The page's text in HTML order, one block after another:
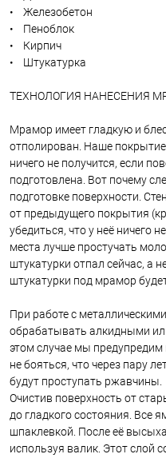
• Железобетон
• Пеноблок
• Кирпич
• Штукатурка
ТЕХНОЛОГИЯ НАНЕСЕНИЯ
Мрамор имеет гладкую и
отполирован. Наше
ничего не получится, если
подготовлена. Вот почему
подготовке поверхности.
от предыдущего покрытия
убедиться, что у неё ничего
места лучше простучать
штукатурки отпал сейчас, а
штукатурки под мрамор
При работе с
обрабатывать алкидными
этом случае мы
не бояться, что через пару
будут проступать ржавчины.
Очистив поверхность от
до гладкого состояния. Все
шпаклевкой. После её
используя валик. Этот слой